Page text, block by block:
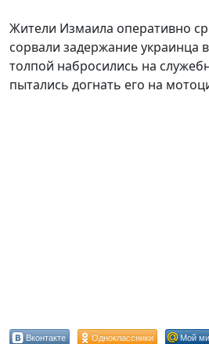
Жители Измаила оперативно
сорвали задержание украинца
толпой набросились на
пытались догнать его на
Вконтакте Одноклассники Мой